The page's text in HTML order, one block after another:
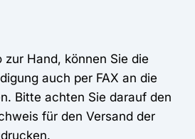
zur Hand, können Sie die
auch per FAX an die
Bitte achten Sie darauf den
für den Versand der